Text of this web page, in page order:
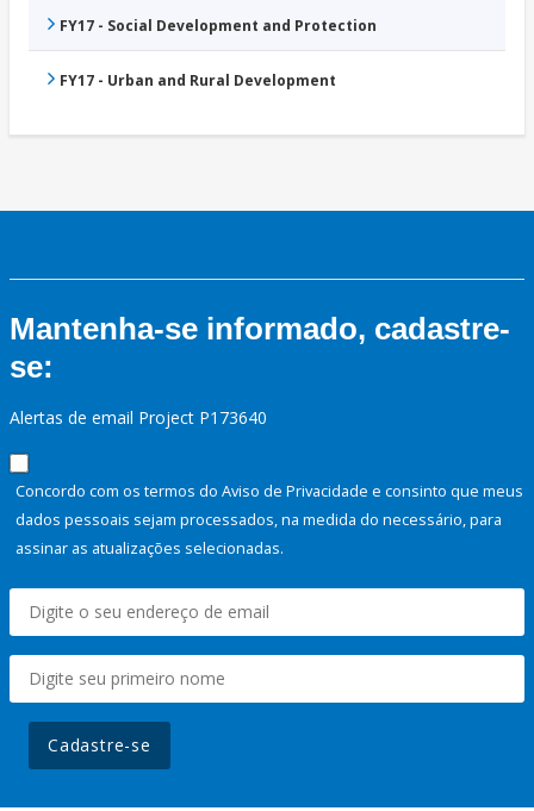
FY17 - Social Development and Protection
FY17 - Urban and Rural Development
Mantenha-se informado, cadastre-
se:
Alertas de email Project P173640
Concordo com os termos do Aviso de Privacidade e consinto que meus
dados pessoais sejam processados, na medida do necessário, para
assinar as atualizações selecionadas.
Cadastre-se